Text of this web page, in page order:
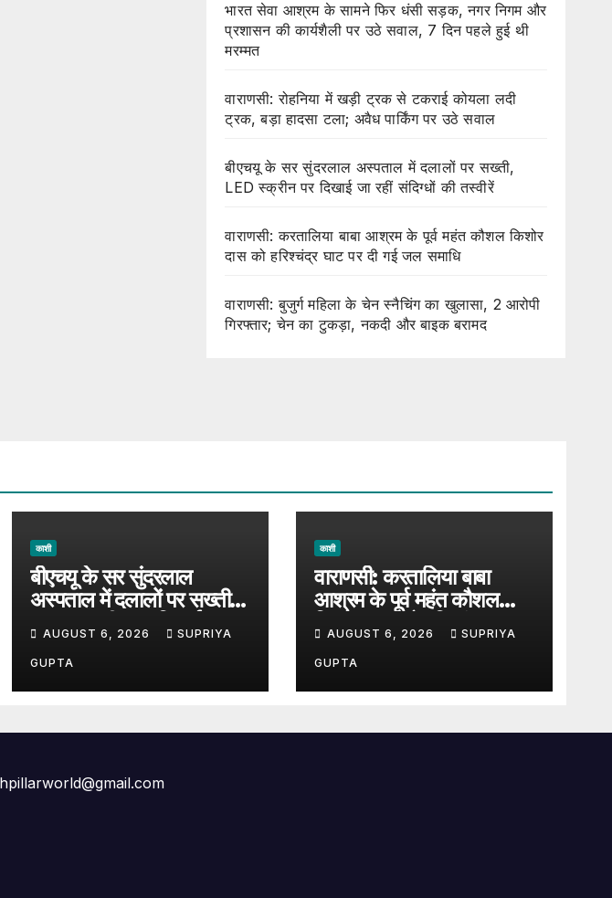
भारत सेवा आश्रम के सामने फिर धंसी सड़क, नगर निगम और
प्रशासन की कार्यशैली पर उठे सवाल, 7 दिन पहले हुई थी
मरम्मत
वाराणसी: रोहनिया में खड़ी ट्रक से टकराई कोयला लदी
ट्रक, बड़ा हादसा टला; अवैध पार्किंग पर उठे सवाल
बीएचयू के सर सुंदरलाल अस्पताल में दलालों पर सख्ती,
LED स्क्रीन पर दिखाई जा रहीं संदिग्धों की तस्वीरें
वाराणसी: करतालिया बाबा आश्रम के पूर्व महंत कौशल किशोर
दास को हरिश्चंद्र घाट पर दी गई जल समाधि
वाराणसी: बुजुर्ग महिला के चेन स्नैचिंग का खुलासा, 2 आरोपी
गिरफ्तार; चेन का टुकड़ा, नकदी और बाइक बरामद
काशी
बीएचयू के सर सुंदरलाल
अस्पताल में दलालों पर सख्ती,
LED स्क्रीन पर दिखाई जा
रहीं संदिग्धों की तस्वीरें
AUGUST 6, 2026 SUPRIYA
GUPTA
काशी
वाराणसी: करतालिया बाबा
आश्रम के पूर्व महंत कौशल
किशोर दास को हरिश्चंद्र घाट
पर दी गई जल समाधि
AUGUST 6, 2026 SUPRIYA
GUPTA